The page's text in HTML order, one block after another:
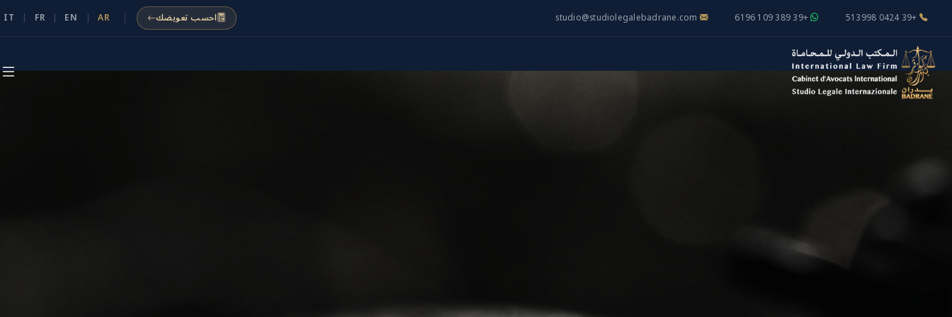
+39 0424 513998
+39 389 109 6196
studio@studiolegalebadrane.com احسب تعويضك IT | FR | EN | AR